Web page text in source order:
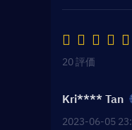
20 評価
Kri**** Tan
2023-06-05